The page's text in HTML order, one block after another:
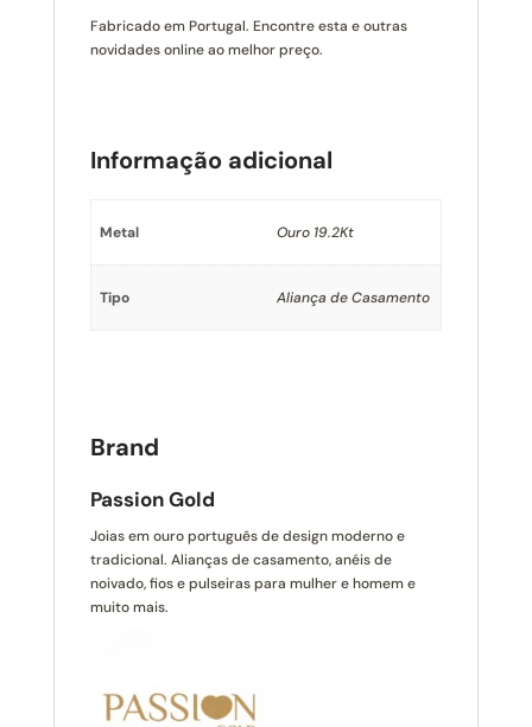
Fabricado em Portugal. Encontre esta e outras
novidades online ao melhor preço.
Informação adicional
Metal Ouro 19.2Kt
Tipo Aliança de Casamento
Brand
Passion Gold
Joias em ouro português de design moderno e
tradicional. Alianças de casamento, anéis de
noivado, fios e pulseiras para mulher e homem e
muito mais.